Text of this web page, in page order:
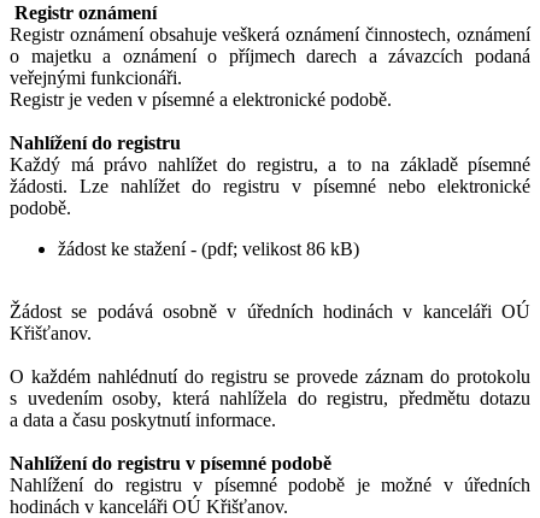
Registr oznámení
Registr oznámení obsahuje veškerá oznámení činnostech, oznámení
o majetku a oznámení o příjmech darech a závazcích podaná
veřejnými funkcionáři.
Registr je veden v písemné a elektronické podobě.
Nahlížení do registru
Každý má právo nahlížet do registru, a to na základě písemné
žádosti. Lze nahlížet do registru v písemné nebo elektronické
podobě.
žádost ke stažení - (pdf; velikost 86 kB)
Žádost se podává osobně v úředních hodinách v kanceláři OÚ
Křišťanov.
O každém nahlédnutí do registru se provede záznam do protokolu
s uvedením osoby, která nahlížela do registru, předmětu dotazu
a data a času poskytnutí informace.
Nahlížení do registru v písemné podobě
Nahlížení do registru v písemné podobě je možné v úředních
hodinách v kanceláři OÚ Křišťanov.